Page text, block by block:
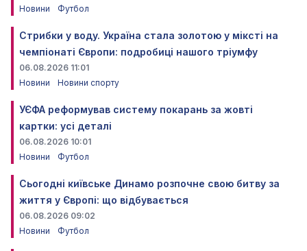
Новини
Футбол
Стрибки у воду. Україна стала золотою у міксті на
чемпіонаті Європи: подробиці нашого тріумфу
06.08.2026 11:01
Новини
Новини спорту
УЄФА реформував систему покарань за жовті
картки: усі деталі
06.08.2026 10:01
Новини
Футбол
Сьогодні київське Динамо розпочне свою битву за
життя у Європі: що відбувається
06.08.2026 09:02
Новини
Футбол